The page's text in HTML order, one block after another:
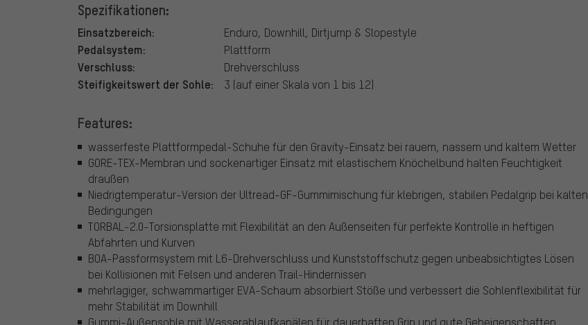
Spezifikationen:
Einsatzbereich: Enduro, Downhill, Dirtjump & Slopestyle
Pedalsystem: Plattform
Verschluss: Drehverschluss
Steifigkeitswert der Sohle: 3 (auf einer Skala von 1 bis 12)
Features:
wasserfeste Plattformpedal-Schuhe für den Gravity-Einsatz bei rauem, nassem und kaltem Wetter
GORE-TEX-Membran und sockenartiger Einsatz mit elastischem Knöchelbund halten Feuchtigkeit
draußen
Niedrigtemperatur-Version der Ultread-GF-Gummimischung für klebrigen, stabilen Pedalgrip bei kalten
Bedingungen
TORBAL-2.0-Torsionsplatte mit Flexibilität an den Außenseiten für perfekte Kontrolle in heftigen
Abfahrten und Kurven
BOA-Passformsystem mit L6-Drehverschluss und Kunststoffschutz gegen unbeabsichtigtes Lösen
bei Kollisionen mit Felsen und anderen Trail-Hindernissen
mehrlagiger, schwammartiger EVA-Schaum absorbiert Stöße und verbessert die Sohlenflexibilität für
mehr Stabilität im Downhill
Gummi-Außensohle mit Wasserablaufkanälen für dauerhaften Grip und gute Geheigenschaften